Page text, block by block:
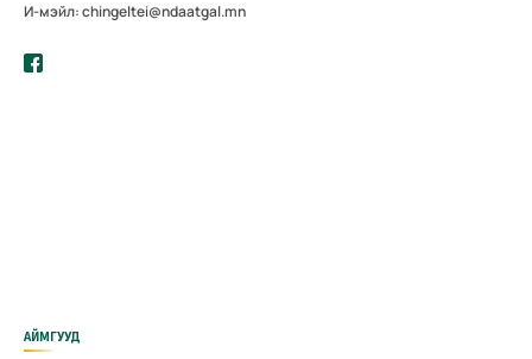
И-мэйл: chingeltei@ndaatgal.mn
АЙМГУУД